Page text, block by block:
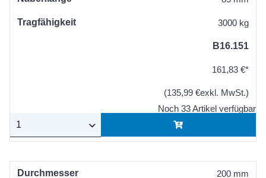
Tragfähigkeit 3000 kg
B16.151
161,83 €*
(135,99 €exkl. MwSt.)
Noch 33 Artikel verfügbar
Durchmesser 200 mm